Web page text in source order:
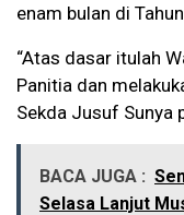
enam bulan di
“Atas dasar itulah
Panitia dan
Sekda Jusuf Sunya
BACA JUGA :
Selasa Lanjut